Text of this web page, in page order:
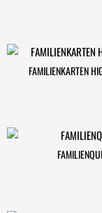
FAMILIENKARTEN